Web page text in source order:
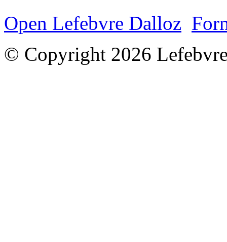
Open Lefebvre Dalloz
© Copyright 2026